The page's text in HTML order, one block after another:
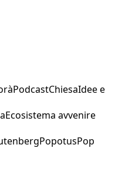
PodcastChiesaIdee e
Ecosistema avvenire
PopotusPop